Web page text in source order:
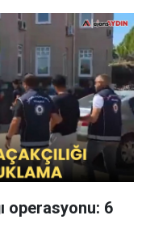
operasyonu: 6